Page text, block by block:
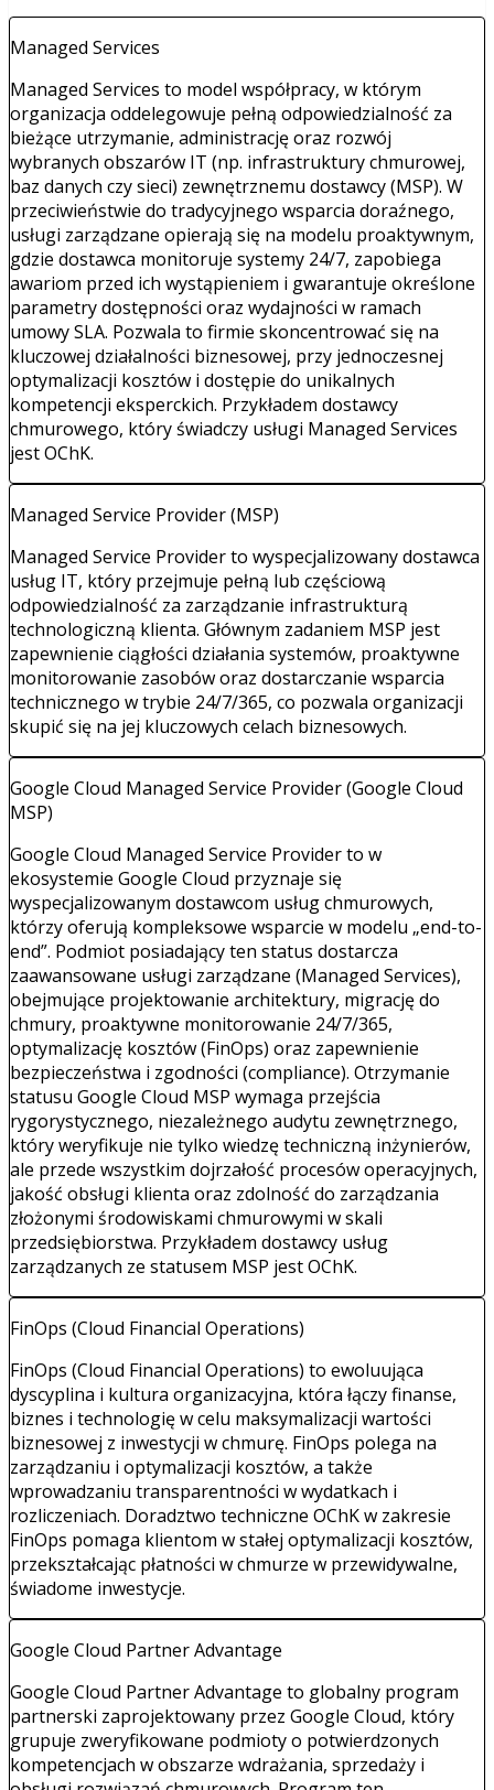
Managed Services
Managed Services to model współpracy, w którym
organizacja oddelegowuje pełną odpowiedzialność za
bieżące utrzymanie, administrację oraz rozwój
wybranych obszarów IT (np. infrastruktury chmurowej,
baz danych czy sieci) zewnętrznemu dostawcy (MSP). W
przeciwieństwie do tradycyjnego wsparcia doraźnego,
usługi zarządzane opierają się na modelu proaktywnym,
gdzie dostawca monitoruje systemy 24/7, zapobiega
awariom przed ich wystąpieniem i gwarantuje określone
parametry dostępności oraz wydajności w ramach
umowy SLA. Pozwala to firmie skoncentrować się na
kluczowej działalności biznesowej, przy jednoczesnej
optymalizacji kosztów i dostępie do unikalnych
kompetencji eksperckich. Przykładem dostawcy
chmurowego, który świadczy usługi Managed Services
jest OChK.
Managed Service Provider (MSP)
Managed Service Provider to wyspecjalizowany dostawca
usług IT, który przejmuje pełną lub częściową
odpowiedzialność za zarządzanie infrastrukturą
technologiczną klienta. Głównym zadaniem MSP jest
zapewnienie ciągłości działania systemów, proaktywne
monitorowanie zasobów oraz dostarczanie wsparcia
technicznego w trybie 24/7/365, co pozwala organizacji
skupić się na jej kluczowych celach biznesowych.
Google Cloud Managed Service Provider (Google Cloud
MSP)
Google Cloud Managed Service Provider to w
ekosystemie Google Cloud przyznaje się
wyspecjalizowanym dostawcom usług chmurowych,
którzy oferują kompleksowe wsparcie w modelu „end-to-
end”. Podmiot posiadający ten status dostarcza
zaawansowane usługi zarządzane (Managed Services),
obejmujące projektowanie architektury, migrację do
chmury, proaktywne monitorowanie 24/7/365,
optymalizację kosztów (FinOps) oraz zapewnienie
bezpieczeństwa i zgodności (compliance). Otrzymanie
statusu Google Cloud MSP wymaga przejścia
rygorystycznego, niezależnego audytu zewnętrznego,
który weryfikuje nie tylko wiedzę techniczną inżynierów,
ale przede wszystkim dojrzałość procesów operacyjnych,
jakość obsługi klienta oraz zdolność do zarządzania
złożonymi środowiskami chmurowymi w skali
przedsiębiorstwa. Przykładem dostawcy usług
zarządzanych ze statusem MSP jest OChK.
FinOps (Cloud Financial Operations)
FinOps (Cloud Financial Operations) to ewoluująca
dyscyplina i kultura organizacyjna, która łączy finanse,
biznes i technologię w celu maksymalizacji wartości
biznesowej z inwestycji w chmurę. FinOps polega na
zarządzaniu i optymalizacji kosztów, a także
wprowadzaniu transparentności w wydatkach i
rozliczeniach. Doradztwo techniczne OChK w zakresie
FinOps pomaga klientom w stałej optymalizacji kosztów,
przekształcając płatności w chmurze w przewidywalne,
świadome inwestycje.
Google Cloud Partner Advantage
Google Cloud Partner Advantage to globalny program
partnerski zaprojektowany przez Google Cloud, który
grupuje zweryfikowane podmioty o potwierdzonych
kompetencjach w obszarze wdrażania, sprzedaży i